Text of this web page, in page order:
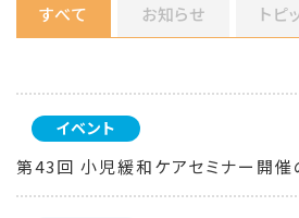
すべて お知らせ トピ
イベント
第43回 小児緩和ケアセミナー開催